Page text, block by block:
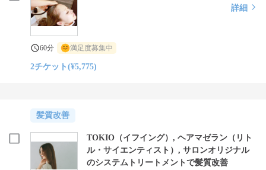
詳細
60分 満足度募集中
2チケット(¥5,775)
髪質改善
TOKIO（イフイング）, ヘアマゼラン（リト
ル・サイエンティスト）, サロンオリジナル
のシステムトリートメントで髪質改善